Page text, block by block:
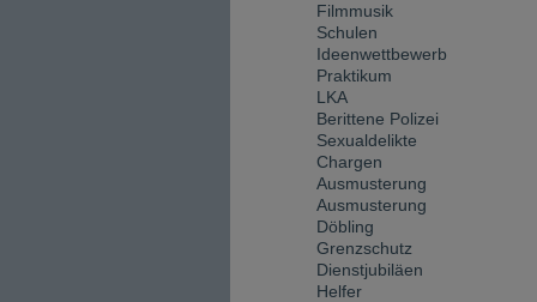
Filmmusik
Schulen
Ideenwettbewerb
Praktikum
LKA
Berittene Polizei
Sexualdelikte
Chargen
Ausmusterung
Ausmusterung
Döbling
Grenzschutz
Dienstjubiläen
Helfer